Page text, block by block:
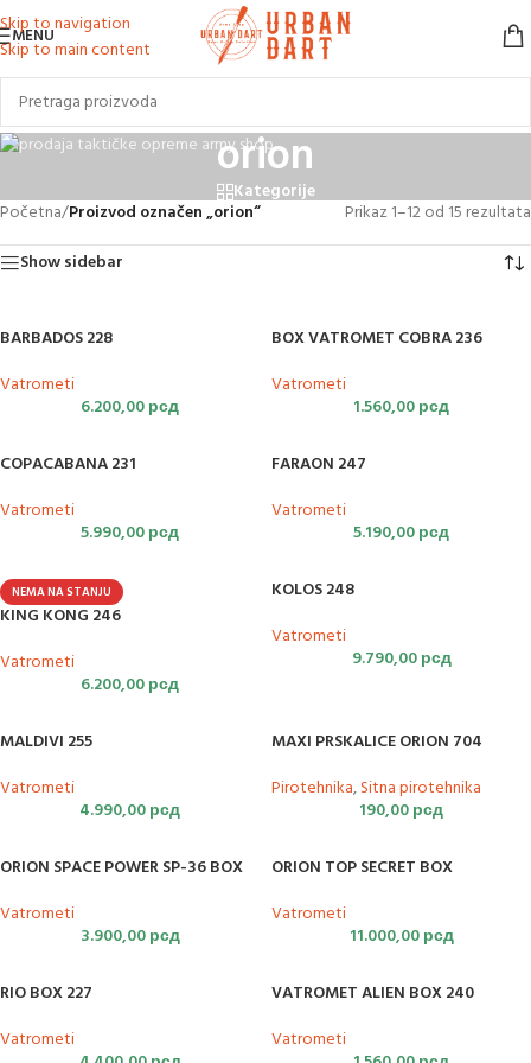
Skip to navigation
Skip to main content
MENU
orion
Kategorije
Početna/Proizvod označen „orion“
Prikaz 1–12 od 15 rezultata
Show sidebar
BARBADOS 228
Vatrometi
6.200,00рсд
BOX VATROMET COBRA 236
Vatrometi
1.560,00рсд
COPACABANA 231
Vatrometi
5.990,00рсд
FARAON 247
Vatrometi
5.190,00рсд
NEMA NA STANJU
KING KONG 246
Vatrometi
6.200,00рсд
KOLOS 248
Vatrometi
9.790,00рсд
MALDIVI 255
Vatrometi
4.990,00рсд
MAXI PRSKALICE ORION 704
Pirotehnika,Sitna pirotehnika
190,00рсд
ORION SPACE POWER SP-36 BOX
Vatrometi
3.900,00рсд
ORION TOP SECRET BOX
Vatrometi
11.000,00рсд
RIO BOX 227
Vatrometi
VATROMET ALIEN BOX 240
Vatrometi